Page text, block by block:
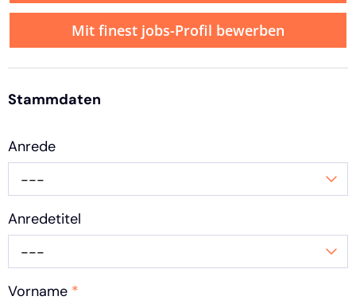
Mit finest jobs-Profil bewerben
Stammdaten
Anrede
---
Anredetitel
---
Vorname *